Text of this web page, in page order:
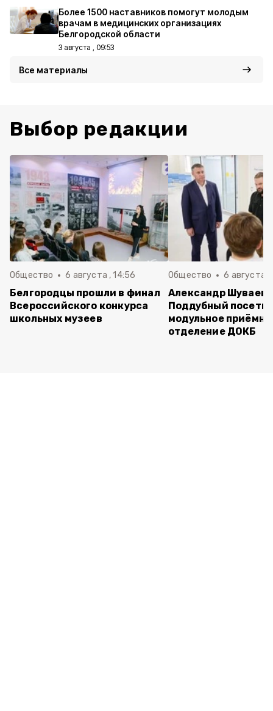
Более 1500 наставников помогут молодым
врачам в медицинских организациях
Белгородской области
3 августа , 09:53
Все материалы
Выбор редакции
Общество 6 августа , 14:56
Белгородцы прошли в финал
Всероссийского конкурса
школьных музеев
Общество 6 августа ,
Александр Шуваев
Поддубный
модульное
отделение ДОКБ